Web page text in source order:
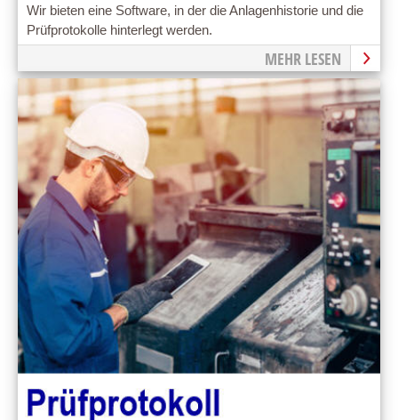
Wir bieten eine Software, in der die Anlagenhistorie und die
Prüfprotokolle hinterlegt werden.
MEHR LESEN